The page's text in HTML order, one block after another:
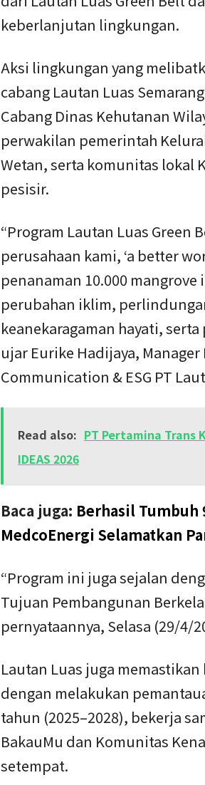
keberlanjutan lingkungan.
Aksi lingkungan yang
cabang Lautan Luas
Cabang Dinas Kehutanan
perwakilan pemerintah
Wetan, serta komunitas lokal
pesisir.
“Program Lautan Luas Green
perusahaan kami, ‘a better
penanaman 10.000
perubahan iklim,
keanekaragaman hayati,
ujar Eurike Hadijaya,
Communication & ESG PT
Read also: PT Pertamina Trans
IDEAS 2026
Baca juga: Berhasil Tumbuh
MedcoEnergi Selamatkan
“Program ini juga sejalan
Tujuan Pembangunan
pernyataannya, Selasa (29/4/
Lautan Luas juga
dengan melakukan
tahun (2025–2028), bekerja
BakauMu dan Komunitas
setempat.